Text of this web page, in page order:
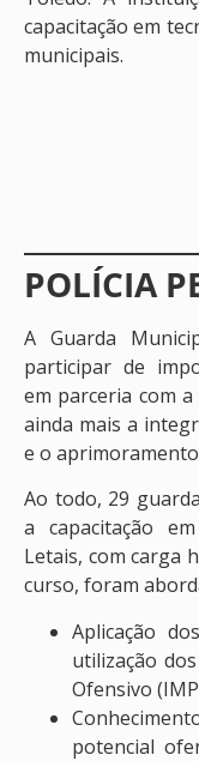
capacitação em
municipais.
POLÍCIA
A Guarda
participar de
em parceria com
ainda mais a
e o
Ao todo, 29
a capacitação
Letais, com carga
curso, foram
Aplicação
utilização
Ofensivo
potencial